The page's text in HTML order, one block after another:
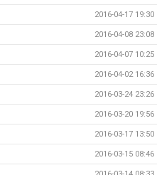
2016-04-17 19:30
2016-04-08 23:08
2016-04-07 10:25
2016-04-02 16:36
2016-03-24 23:26
2016-03-20 19:56
2016-03-17 13:50
2016-03-15 08:46